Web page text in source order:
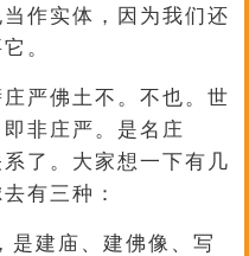
作实体，因为我们还
。
庄严佛土不。不也。世
非庄严。是名庄
了。大家想一下有几
有三种：
是建庙、建佛像、写